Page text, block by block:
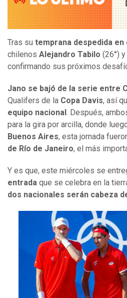
Tras su temprana despedida en
chilenos Alejandro Tabilo (26°) y
confirmando sus próximos
Jano se bajó de la serie entre
Qualifers de la Copa Davis, así
equipo nacional . Después,
para la gira por arcilla, donde
Buenos Aires, esta jornada
de Río de Janeiro, el más
Y es que, este miércoles se
entrada que se celebra en la
dos nacionales serán cabeza